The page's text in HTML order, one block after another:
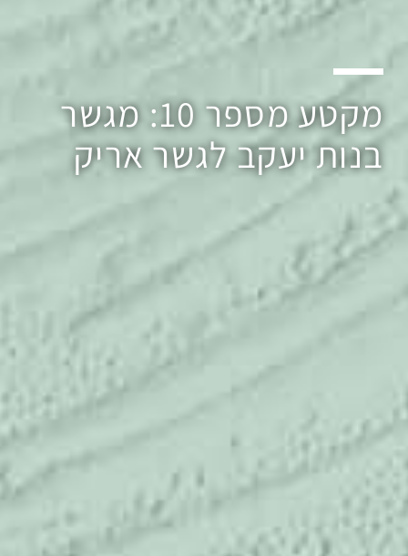
מקטע מספר 10: מגשר
בנות יעקב לגשר אריק